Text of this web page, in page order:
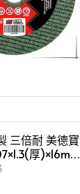
三倍耐 美德寶
厚)×16mm